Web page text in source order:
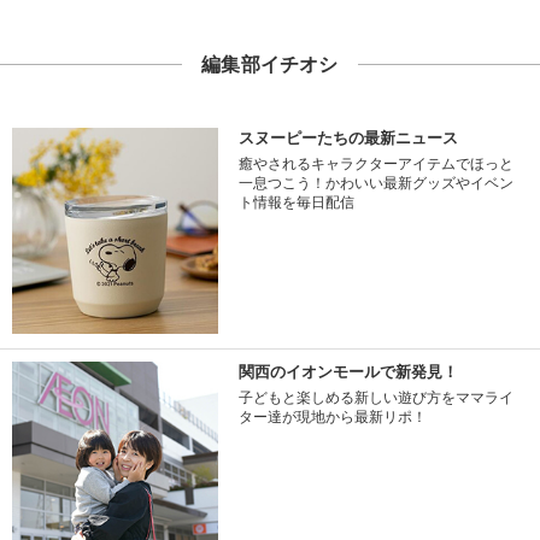
編集部イチオシ
スヌーピーたちの最新ニュース
癒やされるキャラクターアイテムでほっと
一息つこう！かわいい最新グッズやイベン
ト情報を毎日配信
関西のイオンモールで新発見！
子どもと楽しめる新しい遊び方をママライ
ター達が現地から最新リポ！